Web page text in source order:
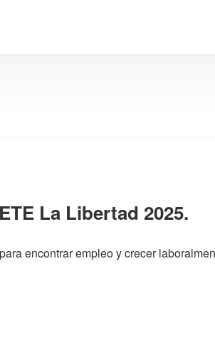
La Libertad 2025.
encontrar empleo y crecer